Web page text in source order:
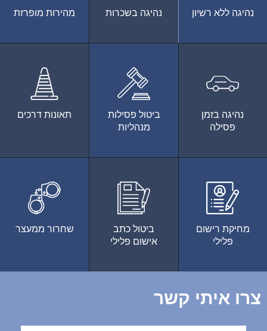
נהיגה ללא רשיון נהיגה בשכרות מהירות מופרזת
נהיגה בזמן
פסילה
ביטול פסילות
מנהליות
תאונות דרכים
מחיקת רישום
פלילי
ביטול כתב
אישום פלילי
שחרור ממעצר
צרו איתי קשר